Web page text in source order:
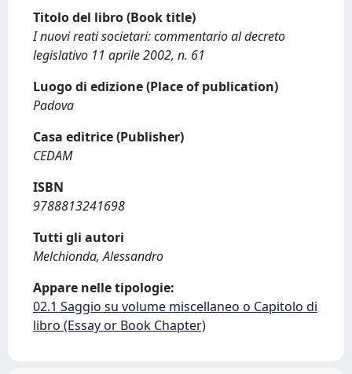
Titolo del libro (Book title)
I nuovi reati societari: commentario al decreto
legislativo 11 aprile 2002, n. 61
Luogo di edizione (Place of publication)
Padova
Casa editrice (Publisher)
CEDAM
ISBN
9788813241698
Tutti gli autori
Melchionda, Alessandro
Appare nelle tipologie:
02.1 Saggio su volume miscellaneo o Capitolo di
libro (Essay or Book Chapter)